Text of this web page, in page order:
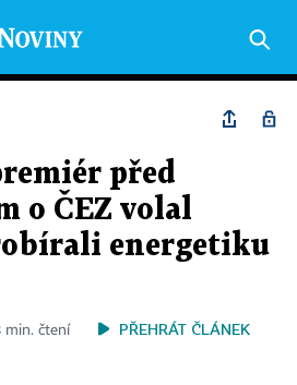
před
o ČEZ volal
energetiku
min. čtení PŘEHRÁT ČLÁNEK